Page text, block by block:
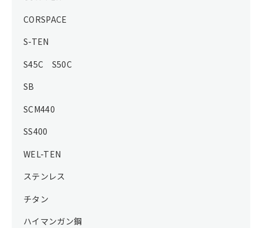
CORSPACE
S-TEN
S45C S50C
SB
SCM440
SS400
WEL-TEN
ステンレス
チタン
ハイマンガン鋼